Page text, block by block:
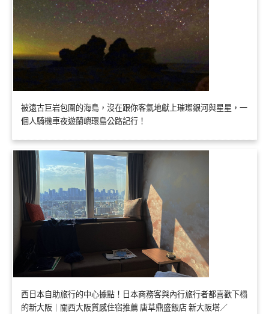
被遠古巨岩包圍的海島，沒在跟你客氣地獻上璀璨銀河與星星，一
個人騎機車夜遊蘭嶼環島公路記行！
西日本自助旅行的中心據點！日本商務客與內行旅行者都喜歡下榻
的新大阪｜關西大阪質感住宿推薦 唐草鼎盛飯店 新大阪塔／